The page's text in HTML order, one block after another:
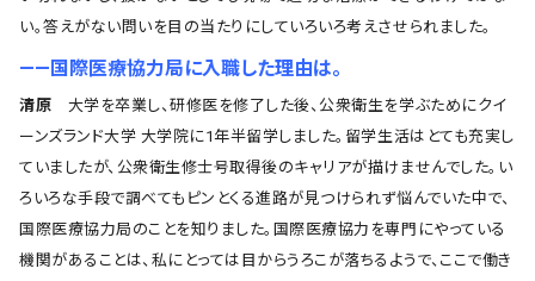
い。答えがない問いを目の当たりにしていろいろ考えさせられました。
――国際医療協力局に入職した理由は。
清原 大学を卒業し、研修医を修了した後、公衆衛生を学ぶためにクイ
ーンズランド大学 大学院に1年半留学しました。留学生活はとても充実し
ていましたが、公衆衛生修士号取得後のキャリアが描けませんでした。い
ろいろな手段で調べてもピンとくる進路が見つけられず悩んでいた中で、
国際医療協力局のことを知りました。国際医療協力を専門にやっている
機関があることは、私にとっては目からうろこが落ちるようで、ここで働き